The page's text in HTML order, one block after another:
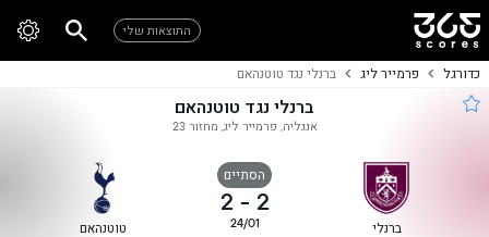
התוצאות שלי
כדורגל פרמייר ליג ברנלי נגד טוטנהאם
ברנלי נגד טוטנהאם
אנגליה, פרמייר ליג, מחזור 23
ברנלי
הסתיים
2
-
2
24/01 טוטנהאם